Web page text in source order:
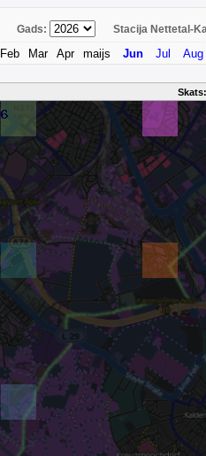
Gads: Stacija Nettetal-
Feb Mar Apr maijs Jun Jul Aug